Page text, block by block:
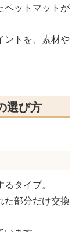
ペットマットが
ントを、素材や
選び方
タイプ。
た部分だけ交換